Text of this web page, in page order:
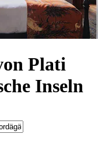
Plati
Inseln